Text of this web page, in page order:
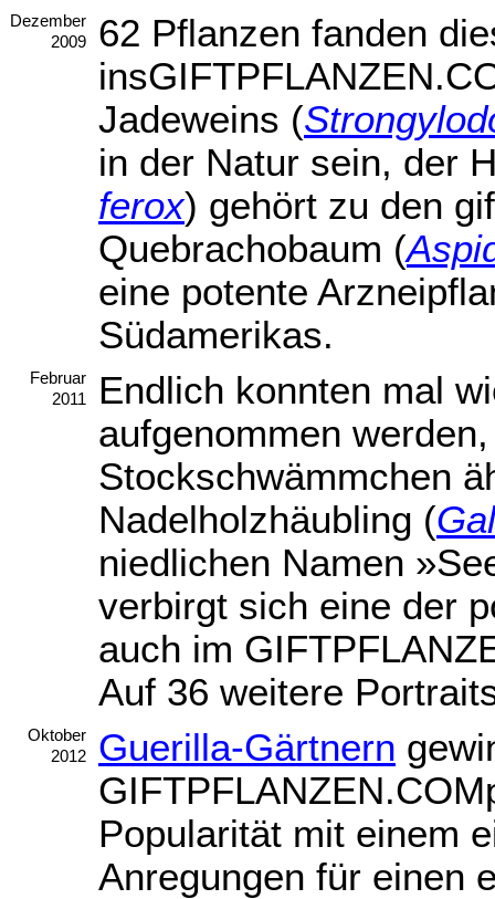
Dezember
2009
62 Pflanzen fanden
Jadeweins (
in der Natur sein, der
ferox) gehört zu den
Quebrachobaum (
eine potente
Südamerikas.
Februar
2011
Endlich konnten mal
aufgenommen
Stockschwämmchen
Nadelholzhäubling (
niedlichen Namen
verbirgt sich eine der
auch im
Auf 36 weitere
Oktober
2012
Guerilla-Gärtnern
Popularität mit einem
Anregungen für einen